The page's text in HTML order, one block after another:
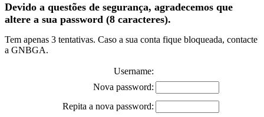
Devido a questões de segurança, agradecemos que
altere a sua password (8 caracteres).
Tem apenas 3 tentativas. Caso a sua conta fique bloqueada, contacte
a GNBGA.
Username:
Nova password:
Repita a nova password: